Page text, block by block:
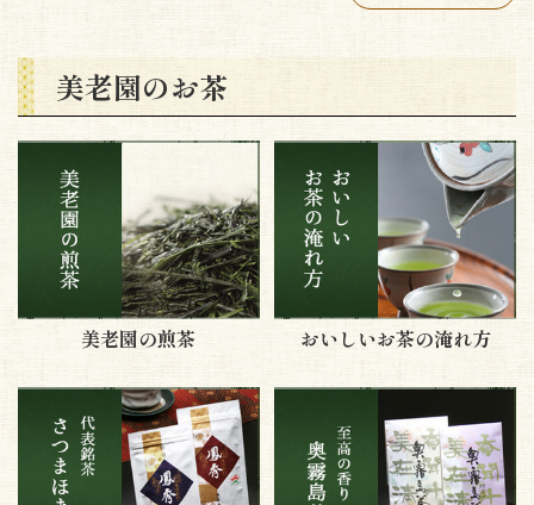
美老園のお茶
美老園の煎茶 おいしいお茶の淹れ方